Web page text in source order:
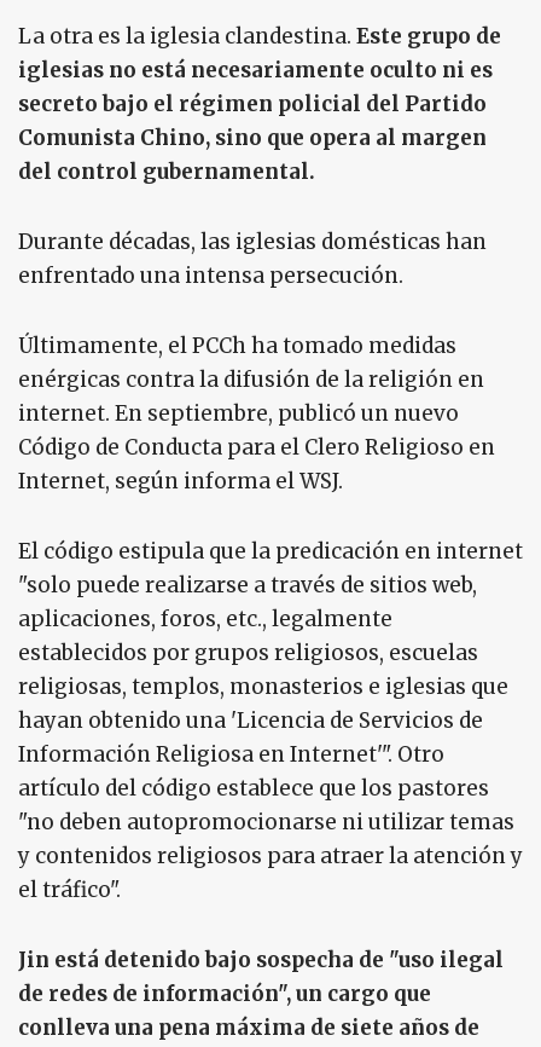
La otra es la iglesia clandestina. Este grupo de
iglesias no está necesariamente oculto ni es
secreto bajo el régimen policial del Partido
Comunista Chino, sino que opera al margen
del control gubernamental.
Durante décadas, las iglesias domésticas han
enfrentado una intensa persecución.
Últimamente, el PCCh ha tomado medidas
enérgicas contra la difusión de la religión en
internet. En septiembre, publicó un nuevo
Código de Conducta para el Clero Religioso en
Internet, según informa el WSJ.
El código estipula que la predicación en internet
"solo puede realizarse a través de sitios web,
aplicaciones, foros, etc., legalmente
establecidos por grupos religiosos, escuelas
religiosas, templos, monasterios e iglesias que
hayan obtenido una 'Licencia de Servicios de
Información Religiosa en Internet'". Otro
artículo del código establece que los pastores
"no deben autopromocionarse ni utilizar temas
y contenidos religiosos para atraer la atención y
el tráfico".
Jin está detenido bajo sospecha de "uso ilegal
de redes de información", un cargo que
conlleva una pena máxima de siete años de